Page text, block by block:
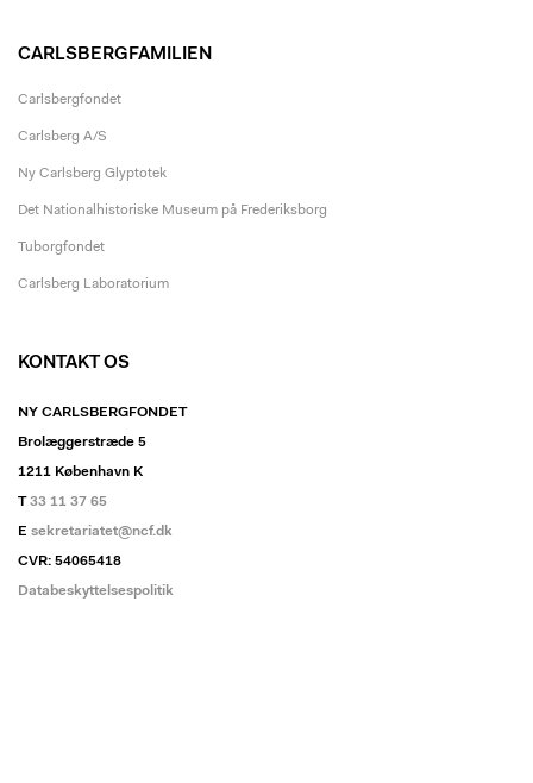
CARLSBERGFAMILIEN
Carlsbergfondet
Carlsberg A/S
Ny Carlsberg Glyptotek
Det Nationalhistoriske Museum på Frederiksborg
Tuborgfondet
Carlsberg Laboratorium
KONTAKT OS
NY CARLSBERGFONDET
Brolæggerstræde 5
1211 København K
T33 11 37 65
E sekretariatet@ncf.dk
CVR: 54065418
Databeskyttelsespolitik